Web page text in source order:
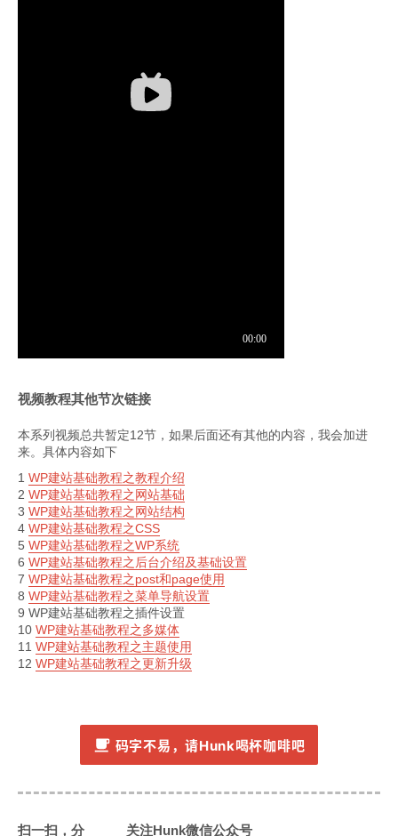
视频教程其他节次链接
本系列视频总共暂定12节，如果后面还有其他的内容，我会加进
来。具体内容如下
1 WP建站基础教程之教程介绍
2 WP建站基础教程之网站基础
3 WP建站基础教程之网站结构
4 WP建站基础教程之CSS
5 WP建站基础教程之WP系统
6 WP建站基础教程之后台介绍及基础设置
7 WP建站基础教程之post和page使用
8 WP建站基础教程之菜单导航设置
9 WP建站基础教程之插件设置
10 WP建站基础教程之多媒体
11 WP建站基础教程之主题使用
12 WP建站基础教程之更新升级
码字不易，请Hunk喝杯咖啡吧
扫一扫，分
关注Hunk微信公众号